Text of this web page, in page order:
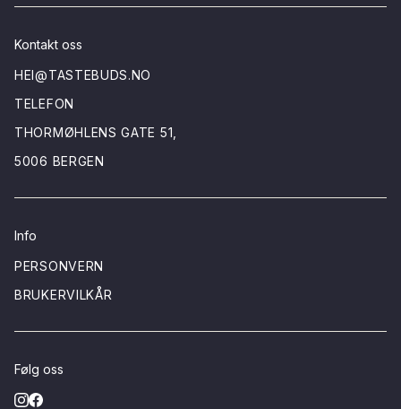
Kontakt oss
HEI@TASTEBUDS.NO
TELEFON
THORMØHLENS GATE 51,
5006 BERGEN
Info
PERSONVERN
BRUKERVILKÅR
Følg oss